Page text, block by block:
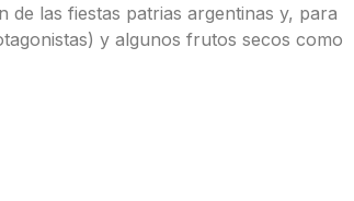
las fiestas patrias argentinas y, para
y algunos frutos secos como